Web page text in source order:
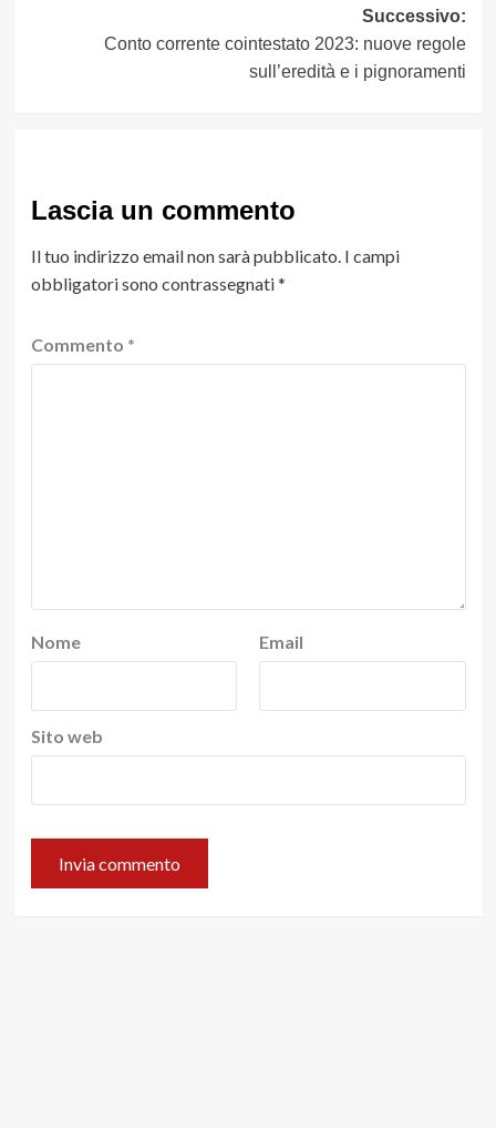
Successivo:
Conto corrente cointestato 2023: nuove regole
sull’eredità e i pignoramenti
Lascia un commento
Il tuo indirizzo email non sarà pubblicato. I campi
obbligatori sono contrassegnati*
Commento *
Nome Email
Sito web